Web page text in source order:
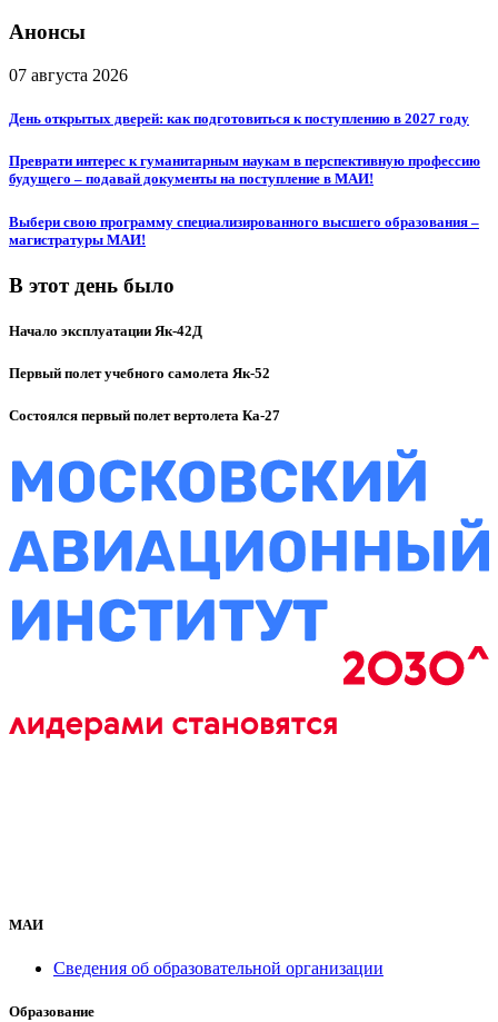
Анонсы
07 августа 2026
День открытых дверей: как подготовиться к поступлению в 2027 году
Преврати интерес к гуманитарным наукам в перспективную профессию
будущего – подавай документы на поступление в МАИ!
Выбери свою программу специализированного высшего образования –
магистратуры МАИ!
В этот день было
Начало эксплуатации Як-42Д
Первый полет учебного самолета Як-52
Состоялся первый полет вертолета Ка-27
МАИ
Сведения об образовательной организации
Образование